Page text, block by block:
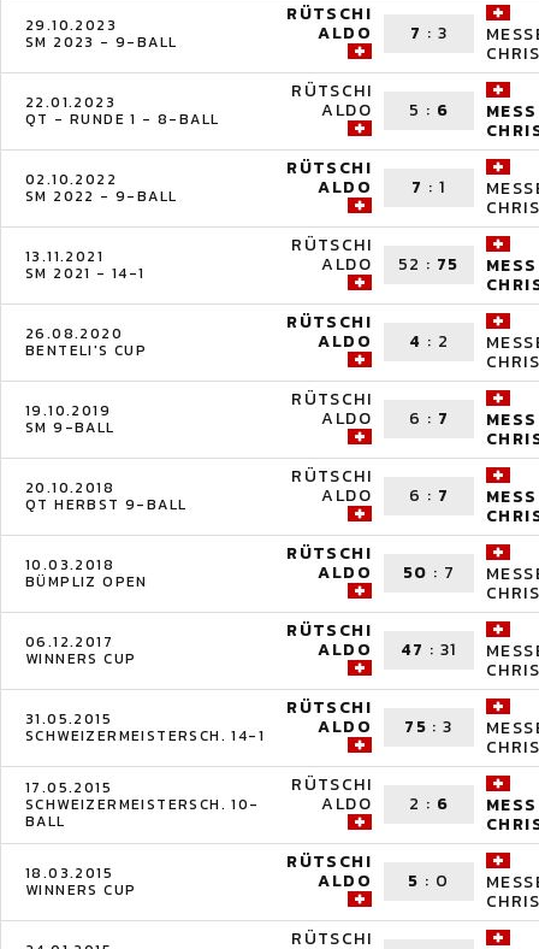
29.10.2023
SM 2023 - 9-BALL
RÜTSCHI
ALDO 7 : 3
22.01.2023
QT - RUNDE 1 - 8-BALL
RÜTSCHI
ALDO 5 : 6
02.10.2022
SM 2022 - 9-BALL
RÜTSCHI
ALDO 7 :1
13.11.2021
SM 2021 - 14-1
RÜTSCHI
ALDO 52 : 75
26.08.2020
BENTELI'S CUP
RÜTSCHI
ALDO 4 : 2
19.10.2019
SM 9-BALL
RÜTSCHI
ALDO 6 : 7
20.10.2018
QT HERBST 9-BALL
RÜTSCHI
ALDO 6 : 7
10.03.2018
BÜMPLIZ OPEN
RÜTSCHI
ALDO 50 : 7
06.12.2017
WINNERS CUP
RÜTSCHI
ALDO 47 :31
31.05.2015
SCHWEIZERMEISTERSCH. 14-1
RÜTSCHI
ALDO 75 :3
17.05.2015
SCHWEIZERMEISTERSCH. 10-
BALL
RÜTSCHI
ALDO 2 : 6
18.03.2015
WINNERS CUP
RÜTSCHI
ALDO 5 : 0
RÜTSCHI